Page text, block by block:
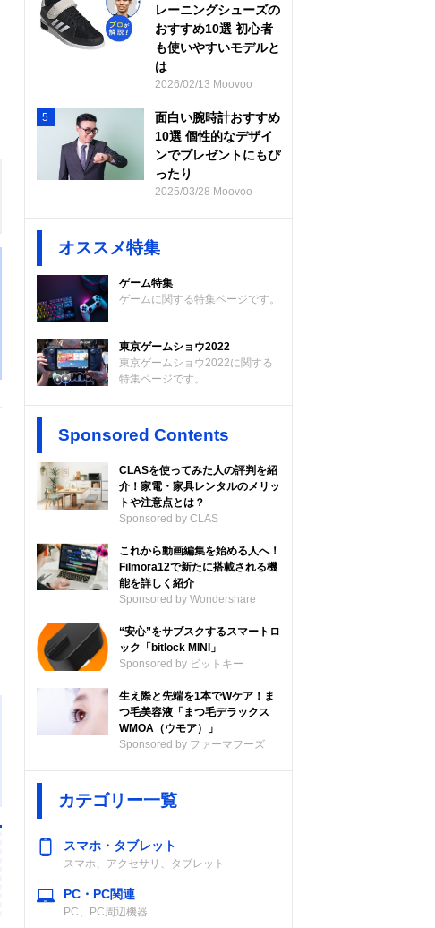
レーニングシューズの
おすすめ10選 初心者
も使いやすいモデルと
は
2026/02/13 Moovoo
5
面白い腕時計おすすめ
10選 個性的なデザイ
ンでプレゼントにもぴ
ったり
2025/03/28 Moovoo
オススメ特集
ゲーム特集
ゲームに関する特集ページです。
東京ゲームショウ2022
東京ゲームショウ2022に関する
特集ページです。
Sponsored Contents
CLASを使ってみた人の評判を紹
介！家電・家具レンタルのメリッ
トや注意点とは？
Sponsored by CLAS
これから動画編集を始める人へ！
Filmora12で新たに搭載される機
能を詳しく紹介
Sponsored by Wondershare
“安心”をサブスクするスマートロ
ック「bitlock MINI」
Sponsored by ビットキー
生え際と先端を1本でWケア！ま
つ毛美容液「まつ毛デラックス
WMOA（ウモア）」
Sponsored by ファーマフーズ
カテゴリー一覧
スマホ・タブレット
スマホ、アクセサリ、タブレット
PC・PC関連
PC、PC周辺機器